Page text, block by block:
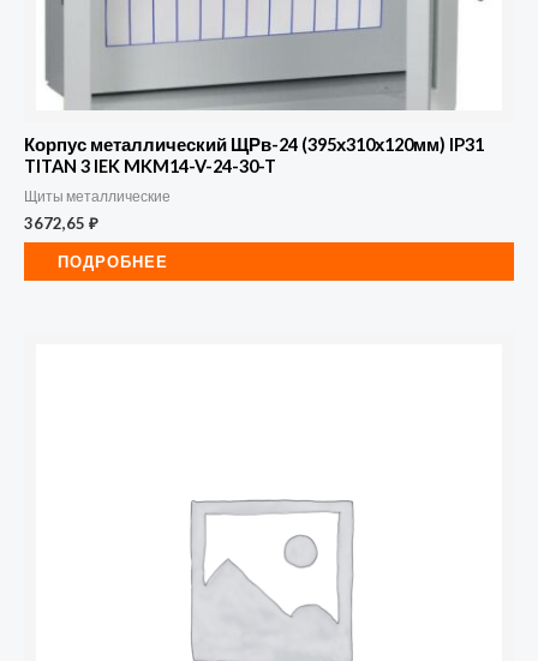
Корпус металлический ЩРв-24 (395х310х120мм) IP31
TITAN 3 IEK MKM14-V-24-30-T
Щиты металлические
3672,65 ₽
ПОДРОБНЕЕ